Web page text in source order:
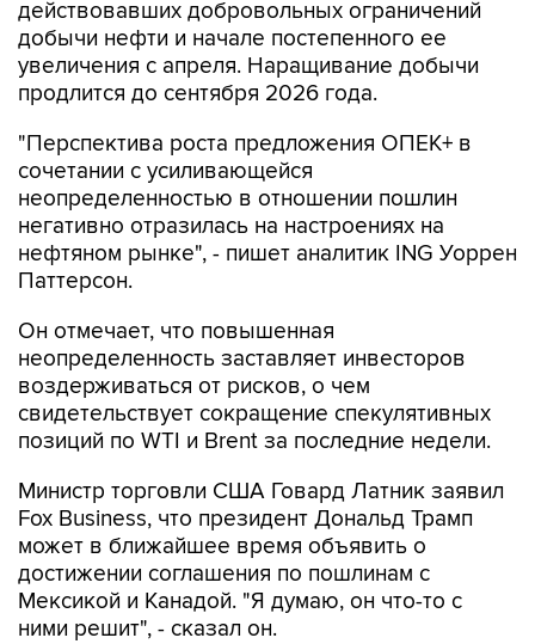
действовавших добровольных ограничений
добычи нефти и начале постепенного ее
увеличения с апреля. Наращивание добычи
продлится до сентября 2026 года.
"Перспектива роста предложения ОПЕК+ в
сочетании с усиливающейся
неопределенностью в отношении пошлин
негативно отразилась на настроениях на
нефтяном рынке", - пишет аналитик ING Уоррен
Паттерсон.
Он отмечает, что повышенная
неопределенность заставляет инвесторов
воздерживаться от рисков, о чем
свидетельствует сокращение спекулятивных
позиций по WTI и Brent за последние недели.
Министр торговли США Говард Латник заявил
Fox Business, что президент Дональд Трамп
может в ближайшее время объявить о
достижении соглашения по пошлинам с
Мексикой и Канадой. "Я думаю, он что-то с
ними решит", - сказал он.